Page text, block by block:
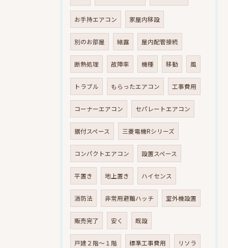
お手持エアコン 家屋内移設
別のお部屋 結露 屋内配管接続
断熱処理 故障率 機種 移動 風
トラブル もらったエアコン 工事費用
コーナーエアコン セパレートエアコン
据付スペース 三菱電機Rシリーズ
コンパクトエアコン 設置スペース
平置き 地上置き ハイセンス
消防法 非常用避難ハッチ 室外機設置
販売完了 安く 既設
戸建２階～１階 標準工事費用 リソラ